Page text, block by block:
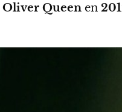
Oliver Queen en